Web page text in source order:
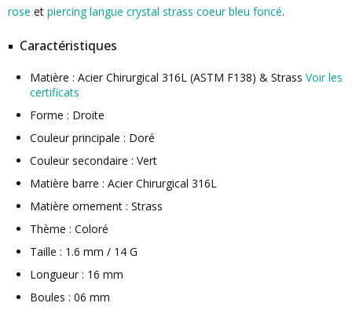
rose et piercing langue crystal strass coeur bleu foncé.
Caractéristiques
Matière : Acier Chirurgical 316L (ASTM F138) & Strass Voir les
certificats
Forme : Droite
Couleur principale : Doré
Couleur secondaire : Vert
Matière barre : Acier Chirurgical 316L
Matière ornement : Strass
Thème : Coloré
Taille : 1.6 mm / 14 G
Longueur : 16 mm
Boules : 06 mm